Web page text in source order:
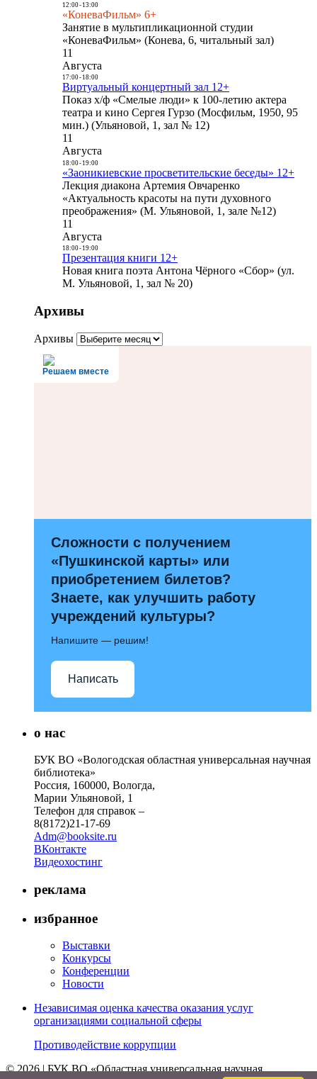
12:00- 13:00
«КоневаФильм» 6+
Занятие в мультипликационной студии
«КоневаФильм» (Конева, 6, читальный зал)
11
Августа
17:00- 18:00
Виртуальный концертный зал 12+
Показ х/ф «Смелые люди» к 100-летию актера
театра и кино Сергея Гурзо (Мосфильм, 1950, 95
мин.) (Ульяновой, 1, зал № 12)
11
Августа
18:00- 19:00
«Заоникиевские просветительские беседы» 12+
Лекция диакона Артемия Овчаренко
«Актуальность красоты на пути духовного
преображения» (М. Ульяновой, 1, зале №12)
11
Августа
18:00- 19:00
Презентация книги 12+
Новая книга поэта Антона Чёрного «Сбор» (ул.
М. Ульяновой, 1, зал № 20)
Архивы
Архивы
Решаем вместе
Сложности с получением
«Пушкинской карты» или
приобретением билетов?
Знаете, как улучшить работу
учреждений культуры?
Напишите — решим!
Написать
о нас
БУК ВО «Вологодская областная универсальная научная
библиотека»
Россия, 160000, Вологда,
Марии Ульяновой, 1
Телефон для справок –
8(8172)21-17-69
Adm@booksite.ru
ВКонтакте
Видеохостинг
реклама
избранное
Выставки
Конкурсы
Конференции
Новости
Независимая оценка качества оказания услуг
организациями социальной сферы
Противодействие коррупции
© 2026 | БУК ВО «Областная универсальная научная